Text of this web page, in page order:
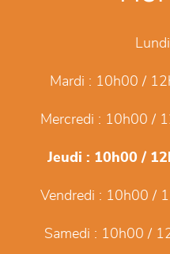
Mardi : 10h00 /
Mercredi : 10h00 /
Jeudi : 10h00 /
Vendredi : 10h00 /
Samedi : 10h00 /